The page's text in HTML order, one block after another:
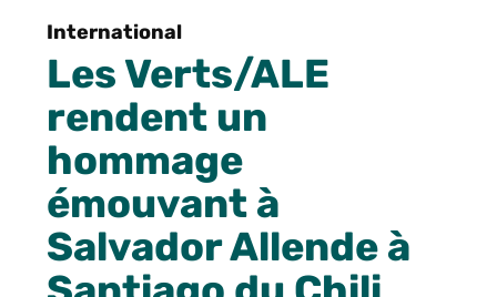
International
Les Verts/ALE
rendent un
hommage
émouvant à
Salvador Allende à